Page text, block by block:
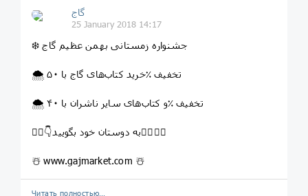
گاج
25 January 2018 14:17
❄️ جشنواره زمستانی بهمن عظیم گاج
🌨 خرید کتاب‌های گاج با ۵۰‎٪ تخفیف
🌨 و کتاب‌های سایر ناشران با ۴۰‎٪ تخفیف
👇🏻👇به دوستان خود بگویید👇🏽👇🏼
☃️ www.gajmarket.com ☃️
Читать полностью…